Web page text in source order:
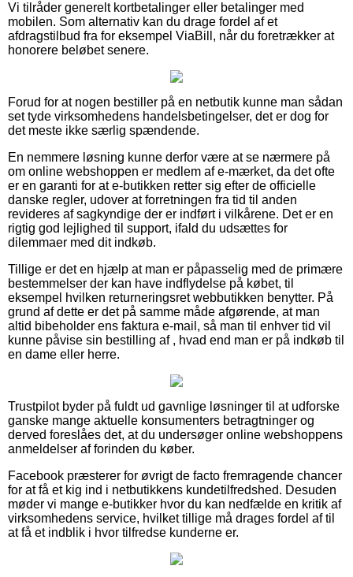
Vi tilråder generelt kortbetalinger eller betalinger med
mobilen. Som alternativ kan du drage fordel af et
afdragstilbud fra for eksempel ViaBill, når du foretrækker at
honorere beløbet senere.
Forud for at nogen bestiller på en netbutik kunne man sådan
set tyde virksomhedens handelsbetingelser, det er dog for
det meste ikke særlig spændende.
En nemmere løsning kunne derfor være at se nærmere på
om online webshoppen er medlem af e-mærket, da det ofte
er en garanti for at e-butikken retter sig efter de officielle
danske regler, udover at forretningen fra tid til anden
revideres af sagkyndige der er indført i vilkårene. Det er en
rigtig god lejlighed til support, ifald du udsættes for
dilemmaer med dit indkøb.
Tillige er det en hjælp at man er påpasselig med de primære
bestemmelser der kan have indflydelse på købet, til
eksempel hvilken returneringsret webbutikken benytter. På
grund af dette er det på samme måde afgørende, at man
altid bibeholder ens faktura e-mail, så man til enhver tid vil
kunne påvise sin bestilling af , hvad end man er på indkøb til
en dame eller herre.
Trustpilot byder på fuldt ud gavnlige løsninger til at udforske
ganske mange aktuelle konsumenters betragtninger og
derved foreslåes det, at du undersøger online webshoppens
anmeldelser af forinden du køber.
Facebook præsterer for øvrigt de facto fremragende chancer
for at få et kig ind i netbutikkens kundetilfredshed. Desuden
møder vi mange e-butikker hvor du kan nedfælde en kritik af
virksomhedens service, hvilket tillige må drages fordel af til
at få et indblik i hvor tilfredse kunderne er.